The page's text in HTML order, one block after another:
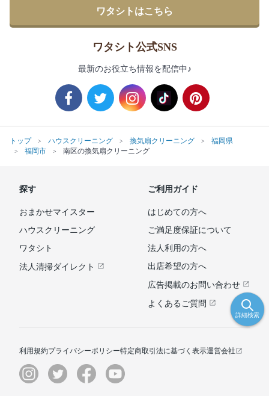
ワタシトはこちら
ワタシト公式SNS
最新のお役立ち情報を配信中♪
トップ ハウスクリーニング 換気扇クリーニング
福岡県
福岡市
南区の換気扇クリーニング
詳細検索
探す
おまかせマイスター
ハウスクリーニング
ワタシト
法人清掃ダイレクト
ご利用ガイド
はじめての方へ
ご満足度保証について
法人利用の方へ
出店希望の方へ
広告掲載のお問い合わせ
よくあるご質問
利用規約プライバシーポリシー特定商取引法に基づく表示運営会社